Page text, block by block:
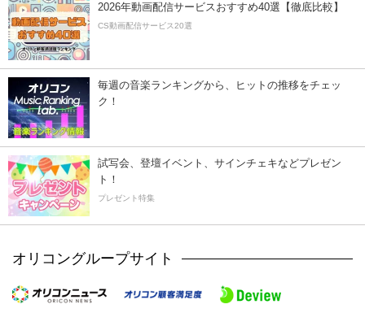
2026年動画配信サービスおすすめ40選【徹底比較】
CS動画配信サービス20選
毎週の音楽ランキングから、ヒットの推移をチェッ
ク！
試写会、登壇イベント、サインチェキなどプレゼン
ト！
プレゼント特集
オリコングループサイト